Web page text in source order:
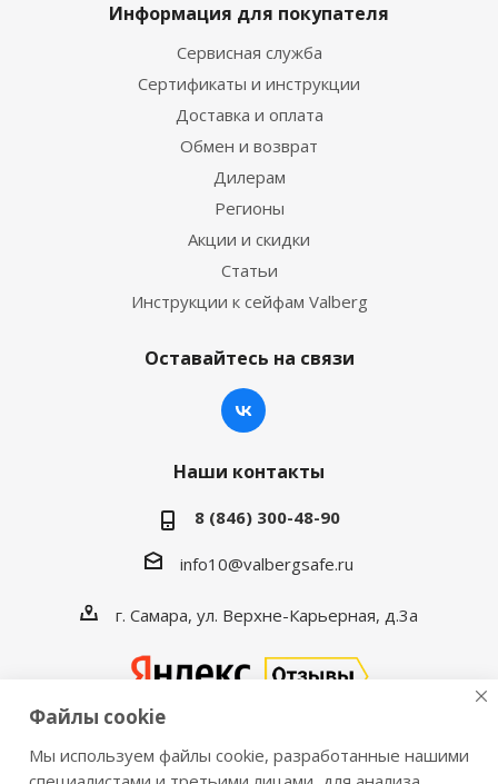
Информация для покупателя
Сервисная служба
Сертификаты и инструкции
Доставка и оплата
Обмен и возврат
Дилерам
Регионы
Акции и скидки
Статьи
Инструкции к сейфам Valberg
Оставайтесь на связи
Наши контакты
8 (846) 300-48-90
info10@valbergsafe.ru
г. Самара, ул. Верхне-Карьерная, д.3а
Файлы cookie
Мы используем файлы cookie, разработанные нашими